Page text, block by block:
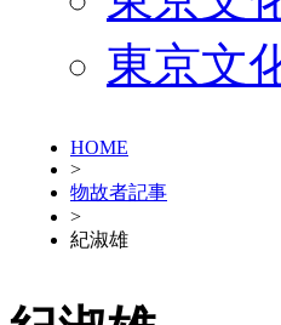
東京文
HOME
>
物故者記事
>
紀淑雄